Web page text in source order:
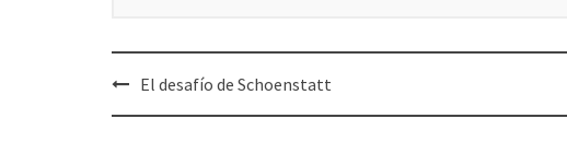
Post
navigation
El desafío de Schoenstatt